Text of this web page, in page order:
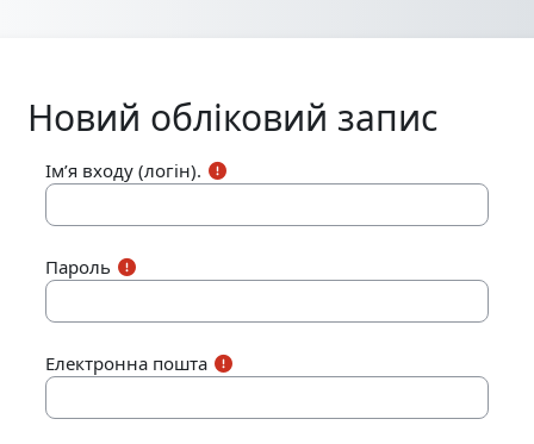
Новий обліковий запис
Ім’я входу (логін).
Пароль
Електронна пошта